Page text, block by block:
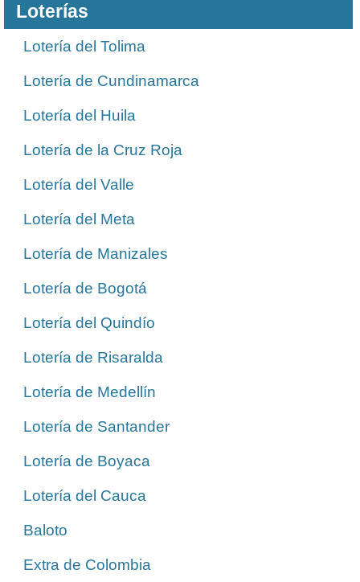
Loterías
Lotería del Tolima
Lotería de Cundinamarca
Lotería del Huila
Lotería de la Cruz Roja
Lotería del Valle
Lotería del Meta
Lotería de Manizales
Lotería de Bogotá
Lotería del Quindío
Lotería de Risaralda
Lotería de Medellín
Lotería de Santander
Lotería de Boyaca
Lotería del Cauca
Baloto
Extra de Colombia